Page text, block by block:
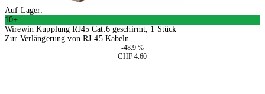
Auf Lager:
10+
Wirewin Kupplung RJ45 Cat.6 geschirmt, 1 Stück
Zur Verlängerung von RJ-45 Kabeln
-48.9 %
CHF 4.60